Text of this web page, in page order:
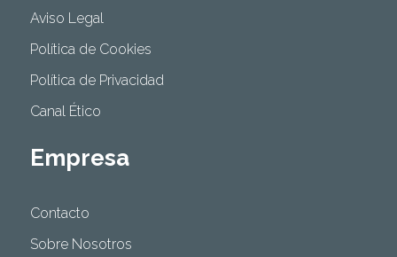
Aviso Legal
Política de Cookies
Política de Privacidad
Canal Ético
Empresa
Contacto
Sobre Nosotros